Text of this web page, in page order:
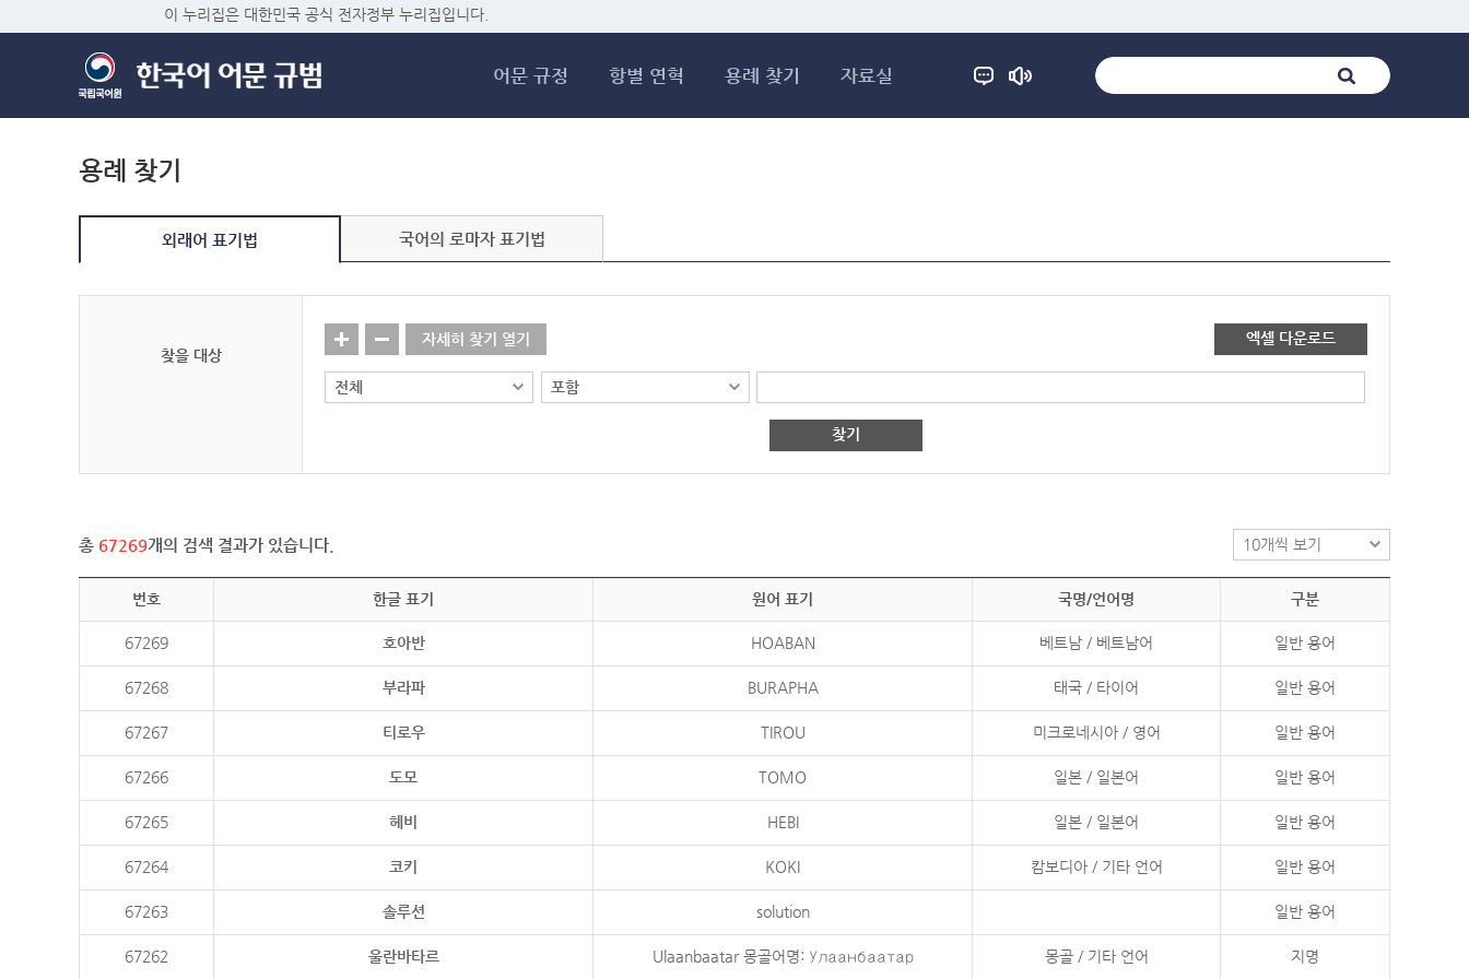
이 누리집은 대한민국 공식 전자정부 누리집입니다.
어문 규정 항별 연혁 용례 찾기 자료실
용례 찾기
외래어 표기법 국어의 로마자 표기법
찾을 대상
자세히 찾기 열기 엑셀 다운로드
찾기
총 67269개의 검색 결과가 있습니다.
번호 한글 표기 원어 표기 국명/언어명 구분
67269 호아반 HOABAN 베트남 / 베트남어 일반 용어
67268 부라파 BURAPHA 태국 / 타이어 일반 용어
67267 티로우 TIROU 미크로네시아 / 영어 일반 용어
67266 도모 TOMO 일본 / 일본어 일반 용어
67265 헤비 HEBI 일본 / 일본어 일반 용어
67264 코키 KOKI 캄보디아 / 기타 언어 일반 용어
67263 솔루션 solution 일반 용어
67262 울란바타르 Ulaanbaatar 몽골어명: Улаанбаатар 몽골 / 기타 언어 지명